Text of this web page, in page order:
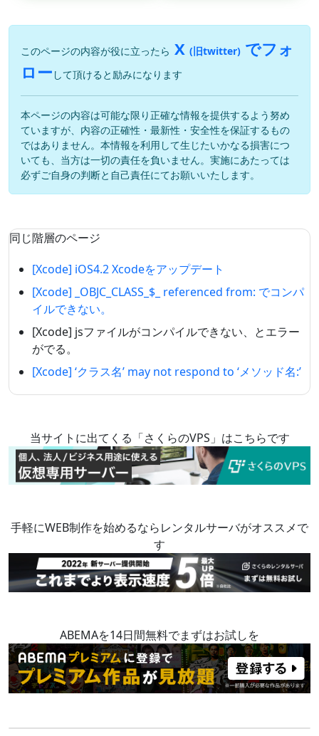
このページの内容が役に立ったら X (旧twitter) でフォ
ロー して頂けると励みになります
本ページの内容は可能な限り正確な情報を提供するよう努め
ていますが、内容の正確性・最新性・安全性を保証するもの
ではありません。本情報を利用して生じたいかなる損害につ
いても、当方は一切の責任を負いません。実施にあたっては
必ずご自身の判断と自己責任にてお願いいたします。
同じ階層のページ
[Xcode] iOS4.2 Xcodeをアップデート
[Xcode] _OBJC_CLASS_$_ referenced from: でコンパ
イルできない。
[Xcode] jsファイルがコンパイルできない、とエラー
がでる。
[Xcode] ‘クラス名’ may not respond to ‘メソッド名:’
当サイトに出てくる「さくらのVPS」はこちらです
手軽にWEB制作を始めるならレンタルサーバがオススメで
す
ABEMAを14日間無料でまずはお試しを